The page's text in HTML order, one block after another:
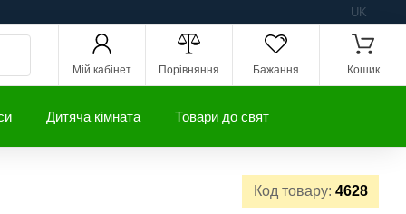
UK
Мій кабінет Порівняння Бажання Кошик
Дитяча кімната Товари до свят
Код товару: 4628